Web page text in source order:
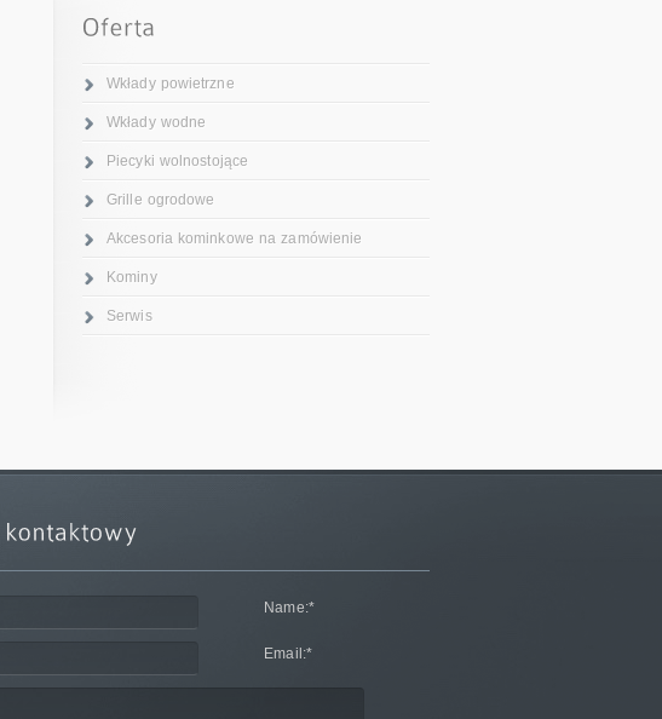
Wkłady powietrzne
Wkłady wodne
Piecyki wolnostojące
Grille ogrodowe
Akcesoria kominkowe na zamówienie
Kominy
Serwis
Name:*
Email:*